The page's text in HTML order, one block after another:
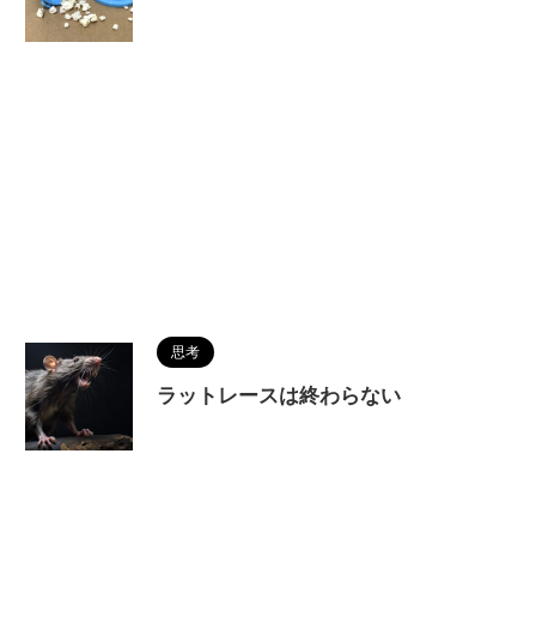
思考
ラットレースは終わらない